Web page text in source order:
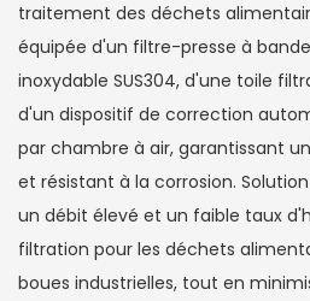
traitement des déchets
équipée d'un filtre-presse à
inoxydable SUS304, d'une toile
d'un dispositif de correction
par chambre à air, garantissant
et résistant à la corrosion.
un débit élevé et un faible taux
filtration pour les déchets
boues industrielles, tout en